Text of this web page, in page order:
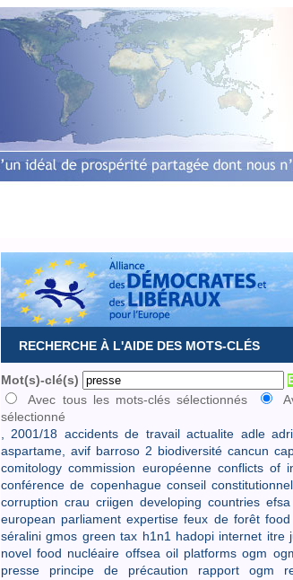
RECHERCHE À L'AIDE DES MOTS-CLÉS
Mot(s)-clé(s)
Avec tous les mots-clés sélectionnés
sélectionné
, 2001/18 accidents de travail actualite adle
aspartame, avif barroso 2 biodiversité cancun
comitology commission européenne conflicts of
conférence de copenhague conseil constitutionnel
corruption crau criigen developing countries efsa
european parliament expertise feux de forêt
séralini gmos green tax h1n1 hadopi internet itre
novel food nucléaire offsea oil platforms ogm
presse
principe de précaution rapport ogm